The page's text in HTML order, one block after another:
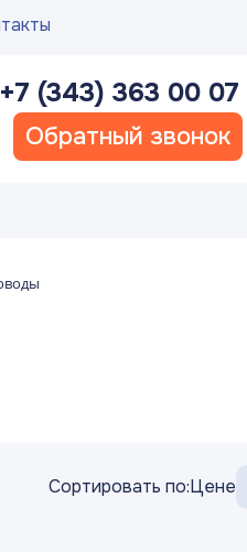
+7 (343) 363 00 07
Обратный звонок
Сортировать по:Цене